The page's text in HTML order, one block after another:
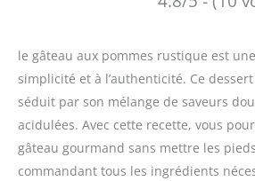
le gâteau aux pommes rustique est
simplicité et à l’authenticité. Ce
séduit par son mélange de saveurs
acidulées. Avec cette recette, vous
gâteau gourmand sans mettre les
commandant tous les ingrédients